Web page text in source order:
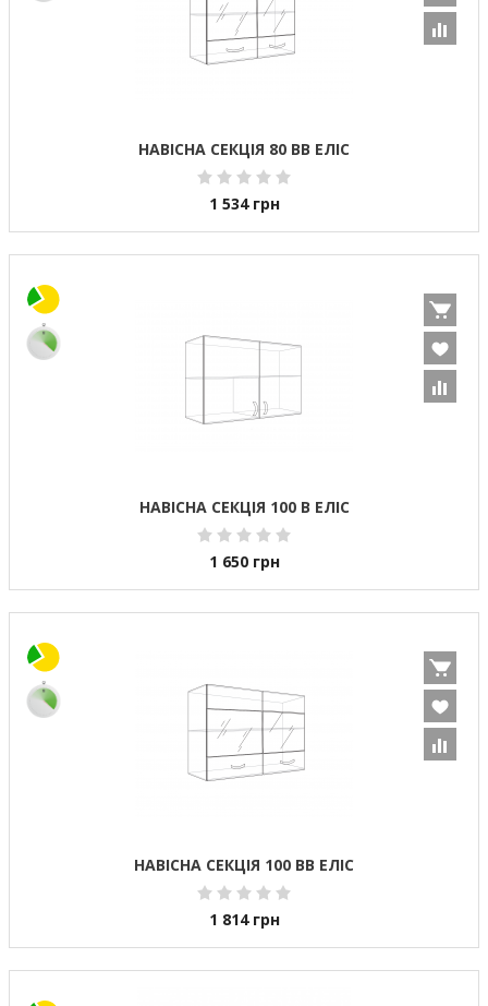
НАВІСНА СЕКЦІЯ 80 ВВ ЕЛІС
1 534 грн
НАВІСНА СЕКЦІЯ 100 В ЕЛІС
1 650 грн
НАВІСНА СЕКЦІЯ 100 ВВ ЕЛІС
1 814 грн